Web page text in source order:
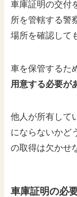
車庫証明の交付
所を管轄する警
場所を確認して
車を保管するた
用意する必要が
他人が所有して
にならないかど
の取得は欠かせ
車庫証明の必